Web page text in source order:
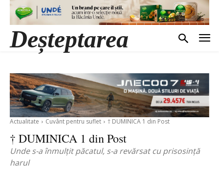
Deșteptarea
Actualitate Cuvânt pentru suflet † DUMINICA 1 din Post
† DUMINICA 1 din Post
Unde s-a înmulţit păcatul, s-a revărsat cu prisosinţă
harul